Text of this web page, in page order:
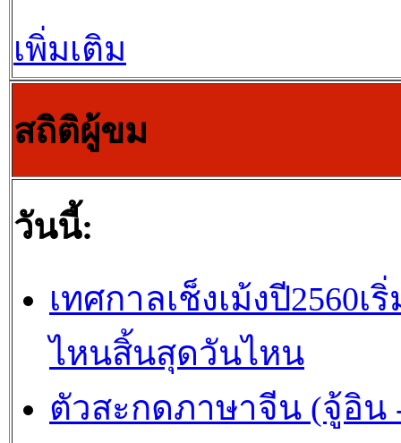
เพิ่มเติม
สถิติผู้ขม
วันนี้:
เทศกาลเช็งเม้งปี2560เ
ไหนสิ้นสุดวันไหน
ตัวสะกดภาษาจีน (จู้อิน